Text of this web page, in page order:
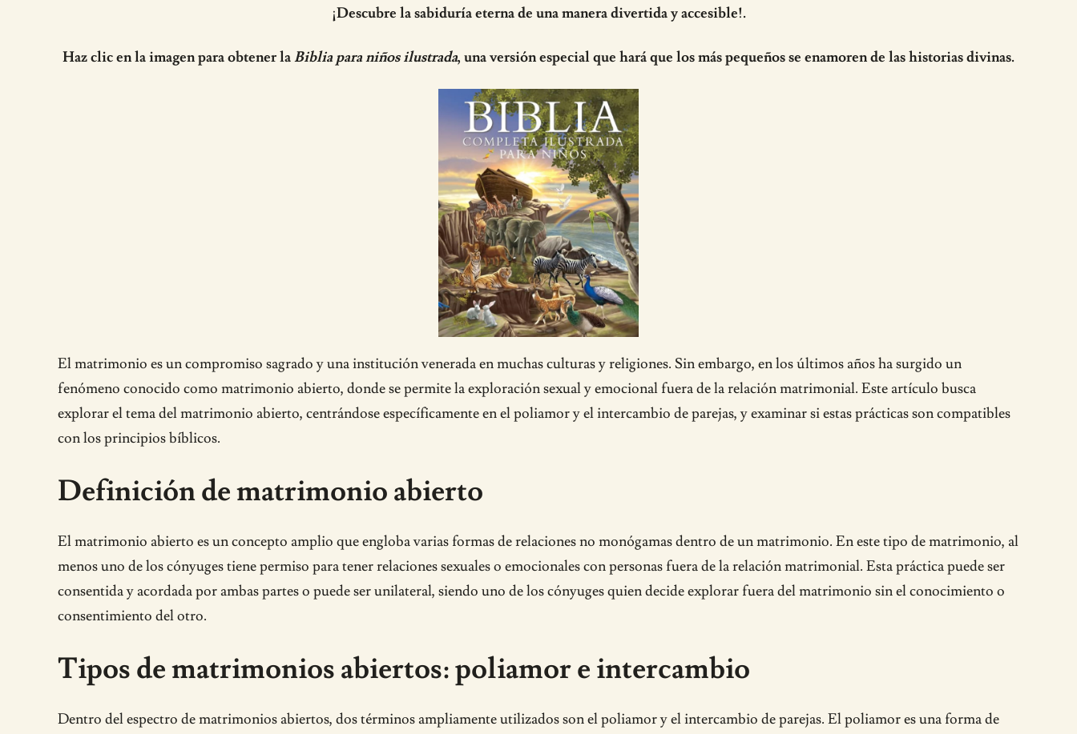
¡Descubre la sabiduría eterna de una manera divertida y accesible!.
Haz clic en la imagen para obtener laBiblia para niños ilustrada, una versión especial que hará que los más pequeños se enamoren de las historias divinas.
El matrimonio es un compromiso sagrado y una institución venerada en muchas culturas y religiones. Sin embargo, en los últimos años ha surgido un
fenómeno conocido como matrimonio abierto, donde se permite la exploración sexual y emocional fuera de la relación matrimonial. Este artículo busca
explorar el tema del matrimonio abierto, centrándose específicamente en el poliamor y el intercambio de parejas, y examinar si estas prácticas son compatibles
con los principios bíblicos.
Definición de matrimonio abierto
El matrimonio abierto es un concepto amplio que engloba varias formas de relaciones no monógamas dentro de un matrimonio. En este tipo de matrimonio, al
menos uno de los cónyuges tiene permiso para tener relaciones sexuales o emocionales con personas fuera de la relación matrimonial. Esta práctica puede ser
consentida y acordada por ambas partes o puede ser unilateral, siendo uno de los cónyuges quien decide explorar fuera del matrimonio sin el conocimiento o
consentimiento del otro.
Tipos de matrimonios abiertos: poliamor e intercambio
Dentro del espectro de matrimonios abiertos, dos términos ampliamente utilizados son el poliamor y el intercambio de parejas. El poliamor es una forma de